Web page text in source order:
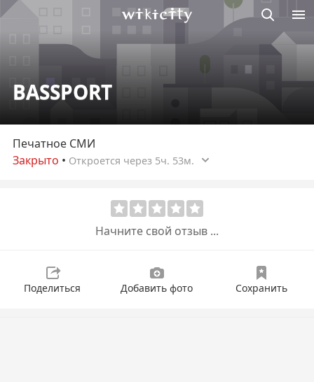
BASSPORT
Печатное СМИ
Закрыто • Откроется через 5ч. 53м.
Начните свой отзыв ...
Поделиться Добавить фото Сохранить